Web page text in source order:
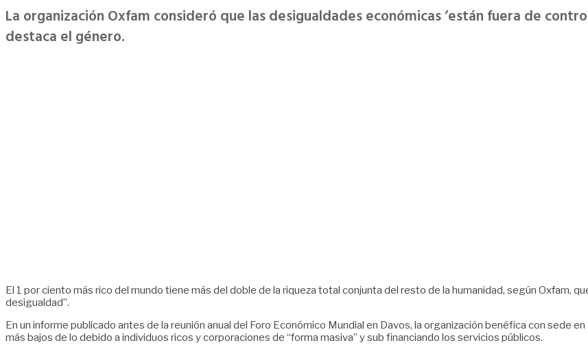
La organización Oxfam consideró que las desigualdades económicas ‘están fuera de
destaca el género.
El 1 por ciento más rico del mundo tiene más del doble de la riqueza total conjunta del resto de la humanidad, según Oxfam,
desigualdad”.
En un informe publicado antes de la reunión anual del Foro Económico Mundial en Davos, la organización benéfica con sede
más bajos de lo debido a individuos ricos y corporaciones de “forma masiva” y sub financiando los servicios públicos.